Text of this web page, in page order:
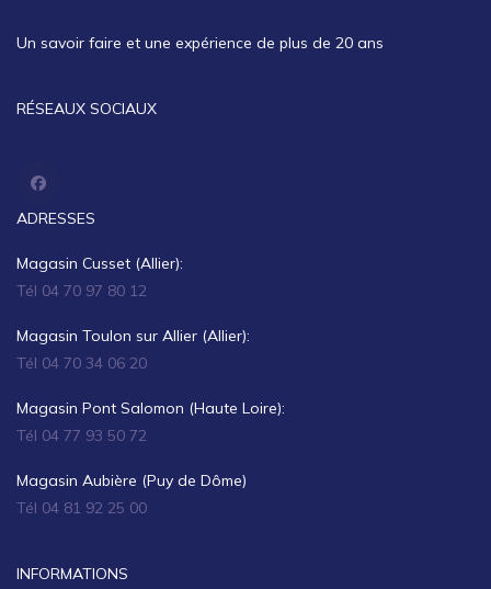
Un savoir faire et une expérience de plus de 20 ans
RÉSEAUX SOCIAUX
ADRESSES
Magasin Cusset (Allier):
Tél 04 70 97 80 12
Magasin Toulon sur Allier (Allier):
Tél 04 70 34 06 20
Magasin Pont Salomon (Haute Loire):
Tél 04 77 93 50 72
Magasin Aubière (Puy de Dôme)
Tél 04 81 92 25 00
INFORMATIONS